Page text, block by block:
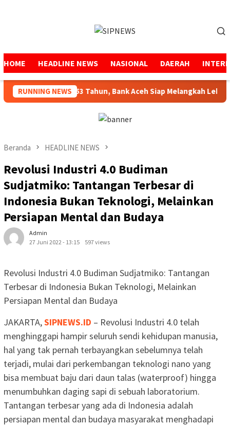
HOME HEADLINE NEWS NASIONAL DAERAH
RUNNING NEWS
Selama 53 Tahun, Bank Aceh Siap Melangkah Lebih Kuat
Beranda HEADLINE NEWS
Revolusi Industri 4.0 Budiman
Sudjatmiko: Tantangan Terbesar di
Indonesia Bukan Teknologi, Melainkan
Persiapan Mental dan Budaya
Admin
27 Juni 2022 - 13:15
597 views
Revolusi Industri 4.0 Budiman Sudjatmiko: Tantangan
Terbesar di Indonesia Bukan Teknologi, Melainkan
Persiapan Mental dan Budaya
JAKARTA,SIPNEWS.ID – Revolusi Industri 4.0 telah
menghinggapi hampir seluruh sendi kehidupan manusia,
hal yang tak pernah terbayangkan sebelumnya telah
terjadi, mulai dari perkembangan teknologi nano yang
bisa membuat baju dari daun talas (waterproof) hingga
menumbuhkan daging sapi di sebuah laboratorium.
Tantangan terbesar yang ada di Indonesia adalah
persiapan mental dan budaya masyarakat menghadapi